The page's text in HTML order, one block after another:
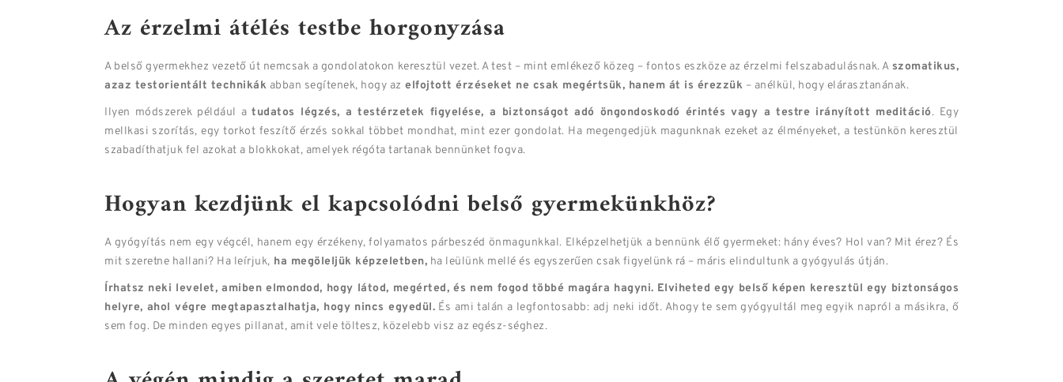
Az érzelmi átélés testbe horgonyzása
A belső gyermekhez vezető út nemcsak a gondolatokon keresztül vezet. A test – mint emlékező közeg – fontos eszköze az érzelmi felszabadulásnak. A szomatikus,
azaz testorientált technikák abban segítenek, hogy az elfojtott érzéseket ne csak megértsük, hanem át is érezzük – anélkül, hogy elárasztanának.
Ilyen módszerek például atudatos légzés, a testérzetek figyelése, a biztonságot adó öngondoskodó érintés vagy a testre irányított meditáció. Egy
mellkasi szorítás, egy torkot feszítő érzés sokkal többet mondhat, mint ezer gondolat. Ha megengedjük magunknak ezeket az élményeket, a testünkön keresztül
szabadíthatjuk fel azokat a blokkokat, amelyek régóta tartanak bennünket fogva.
Hogyan kezdjünk el kapcsolódni belső gyermekünkhöz?
A gyógyítás nem egy végcél, hanem egy érzékeny, folyamatos párbeszéd önmagunkkal. Elképzelhetjük a bennünk élő gyermeket: hány éves? Hol van? Mit érez? És
mit szeretne hallani? Ha leírjuk, ha megöleljük képzeletben, ha leülünk mellé és egyszerűen csak figyelünk rá – máris elindultunk a gyógyulás útján.
Írhatsz neki levelet, amiben elmondod, hogy látod, megérted, és nem fogod többé magára hagyni. Elviheted egy belső képen keresztül egy biztonságos
helyre, ahol végre megtapasztalhatja, hogy nincs egyedül. És ami talán a legfontosabb: adj neki időt. Ahogy te sem gyógyultál meg egyik napról a másikra, ő
sem fog. De minden egyes pillanat, amit vele töltesz, közelebb visz az egész-séghez.